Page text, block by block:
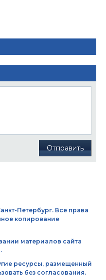
Отправить
Петербург. Все права
копирование
материалов сайта
ресурсы, размещенный
без согласования.